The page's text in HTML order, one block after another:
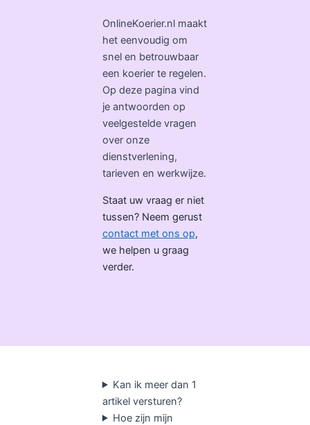
OnlineKoerier.nl maakt
het eenvoudig om
snel en betrouwbaar
een koerier te regelen.
Op deze pagina vind
je antwoorden op
veelgestelde vragen
over onze
dienstverlening,
tarieven en werkwijze.
Staat uw vraag er niet
tussen? Neem gerust
contact met ons op,
we helpen u graag
verder.
Kan ik meer dan 1
artikel versturen?
Hoe zijn mijn